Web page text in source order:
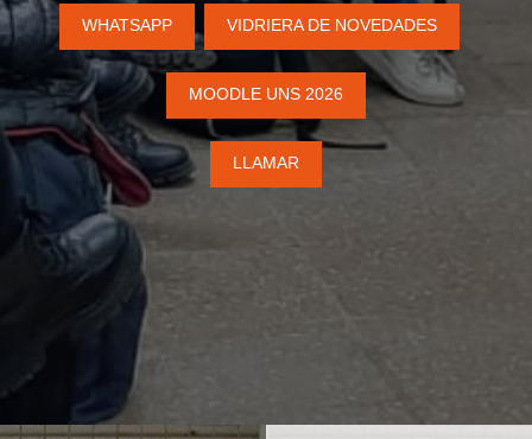
WHATSAPP VIDRIERA DE NOVEDADES
MOODLE UNS 2026
LLAMAR